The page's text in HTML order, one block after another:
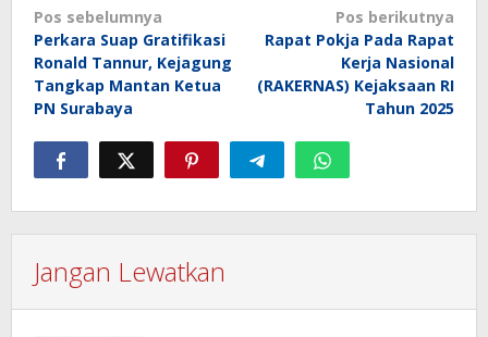
Navigasi
pos
Pos sebelumnya
Perkara Suap Gratifikasi
Ronald Tannur, Kejagung
Tangkap Mantan Ketua
PN Surabaya
Pos berikutnya
Rapat Pokja Pada Rapat
Kerja Nasional
(RAKERNAS) Kejaksaan RI
Tahun 2025
Jangan Lewatkan